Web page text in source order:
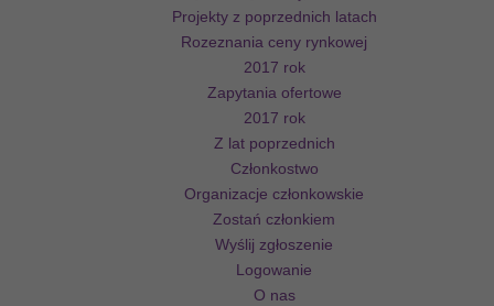
Projekty z poprzednich latach
Rozeznania ceny rynkowej
2017 rok
Zapytania ofertowe
2017 rok
Z lat poprzednich
Członkostwo
Organizacje członkowskie
Zostań członkiem
Wyślij zgłoszenie
Logowanie
O nas